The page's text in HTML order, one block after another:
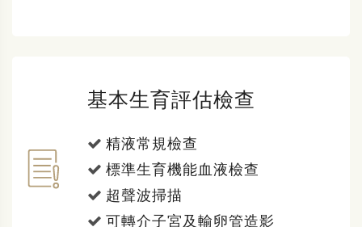
基本生育評估檢查
精液常規檢查
標準生育機能血液檢查
超聲波掃描
可轉介子宮及輸卵管造影